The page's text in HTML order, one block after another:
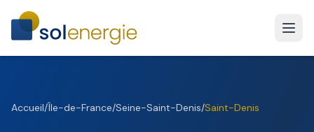
Accueil/Île-de-France/Seine-Saint-Denis/Saint-Denis